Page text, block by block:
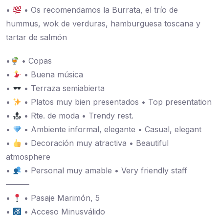
•
• Os recomendamos la Burrata, el trío de
hummus, wok de verduras, hamburguesa toscana y
tartar de salmón
•
• Copas
•
• Buena música
•
• Terraza semiabierta
•
• Platos muy bien presentados • Top presentation
•
• Rte. de moda • Trendy rest.
•
• Ambiente informal, elegante • Casual, elegant
•
• Decoración muy atractiva • Beautiful
atmosphere
•
• Personal muy amable • Very friendly staff
———
•
• Pasaje Marimón, 5
•
• Acceso Minusválido